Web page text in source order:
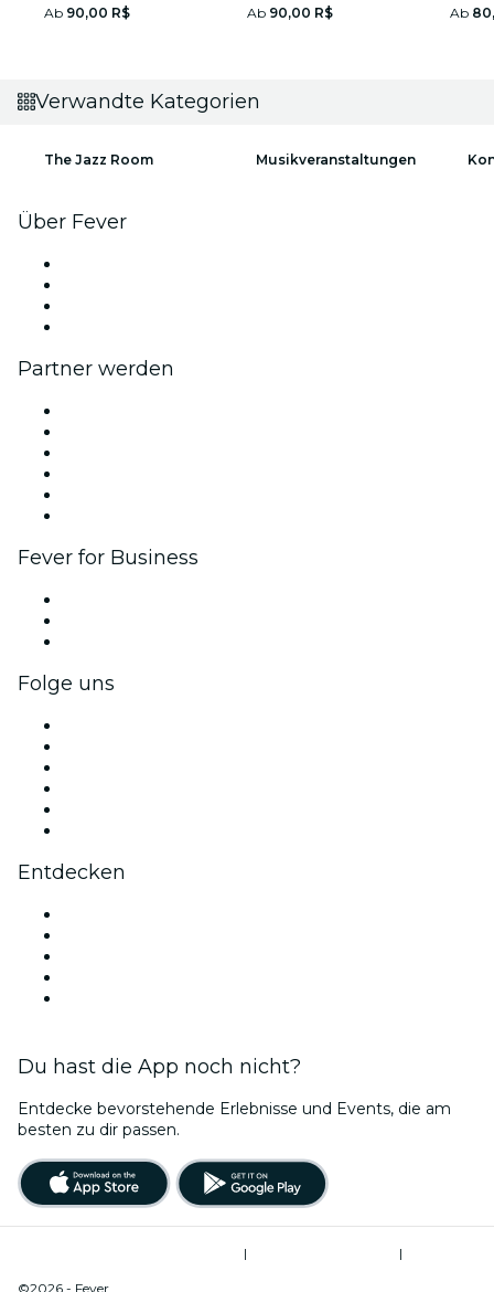
Ab 90,00 R$
Ab 90,00 R$
Ab
Verwandte Kategorien
The Jazz Room Musikveranstaltungen
Über Fever
Partner werden
Fever for Business
Folge uns
Entdecken
Du hast die App noch nicht?
Entdecke bevorstehende Erlebnisse und Events, die am
besten zu dir passen.
|
|
©2026 - Fever